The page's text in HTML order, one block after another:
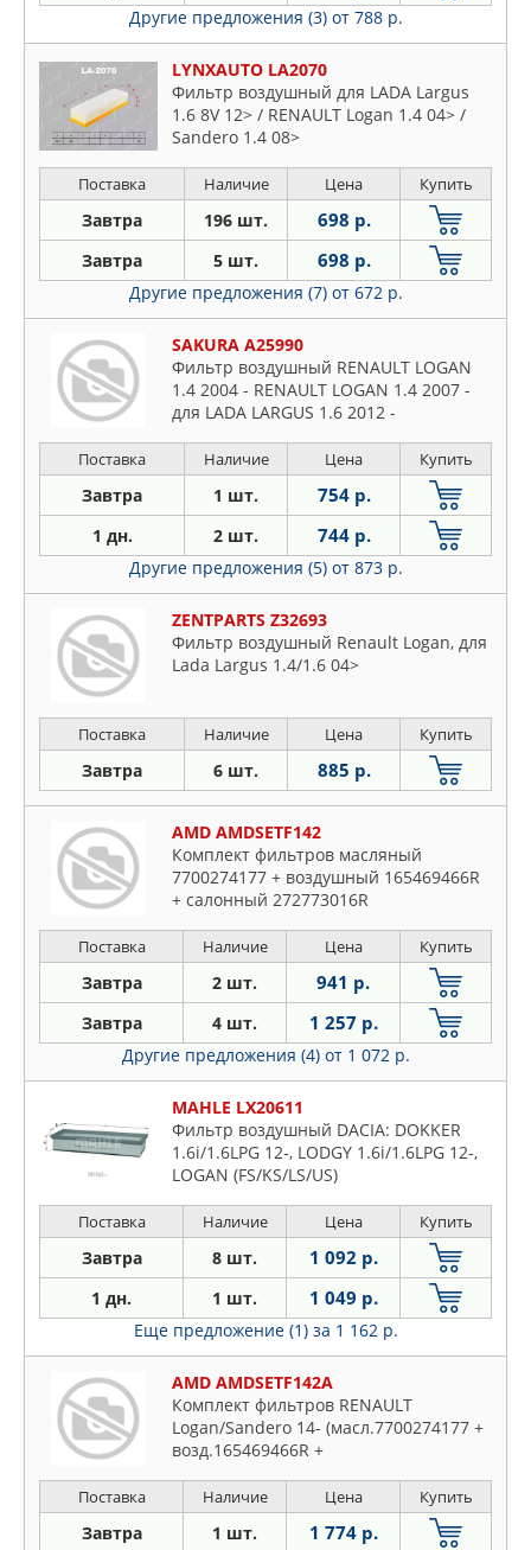
Другие предложения (3) от 788 р.
LYNXAUTO LA2070
Фильтр воздушный для LADA Largus
1.6 8V 12> / RENAULT Logan 1.4 04> /
Sandero 1.4 08>
Поставка Наличие Цена Купить
Завтра 196 шт. 698 р.
Завтра 5 шт. 698 р.
Другие предложения (7) от 672 р.
SAKURA A25990
Фильтр воздушный RENAULT LOGAN
1.4 2004 - RENAULT LOGAN 1.4 2007 -
для LADA LARGUS 1.6 2012 -
Поставка Наличие Цена Купить
Завтра 1 шт. 754 р.
1 дн. 2 шт. 744 р.
Другие предложения (5) от 873 р.
ZENTPARTS Z32693
Фильтр воздушный Renault Logan, для
Lada Largus 1.4/1.6 04>
Поставка Наличие Цена Купить
Завтра 6 шт. 885 р.
AMD AMDSETF142
Комплект фильтров масляный
7700274177 + воздушный 165469466R
+ салонный 272773016R
Поставка Наличие Цена Купить
Завтра 2 шт. 941 р.
Завтра 4 шт. 1 257 р.
Другие предложения (4) от 1 072 р.
MAHLE LX20611
Фильтр воздушный DACIA: DOKKER
1.6i/1.6LPG 12-, LODGY 1.6i/1.6LPG 12-,
LOGAN (FS/KS/LS/US)
16V 13- для LADA: LARGUS 1.6i 12-
Поставка Наличие Цена Купить
Завтра 8 шт. 1 092 р.
1 дн. 1 шт. 1 049 р.
Еще предложение (1) за 1 162 р.
AMD AMDSETF142A
Комплект фильтров RENAULT
Logan/Sandero 14- (масл.7700274177 +
возд.165469466R +
Поставка Наличие Цена Купить
Завтра 1 шт. 1 774 р.